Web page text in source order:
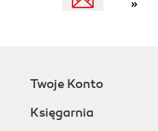
Konfiguracja INN (150)
Zarządzanie
Uruchamianie INN (166)
»
Twoje Konto
Księgarnia